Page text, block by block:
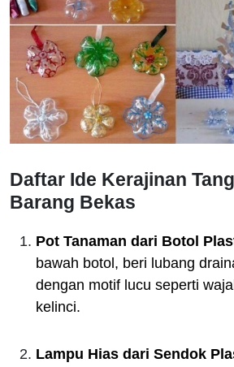
Daftar Ide Kerajinan
Barang Bekas
Pot Tanaman dari Botol
bawah botol, beri lubang
dengan motif lucu seperti
kelinci.
Lampu Hias dari Sendok